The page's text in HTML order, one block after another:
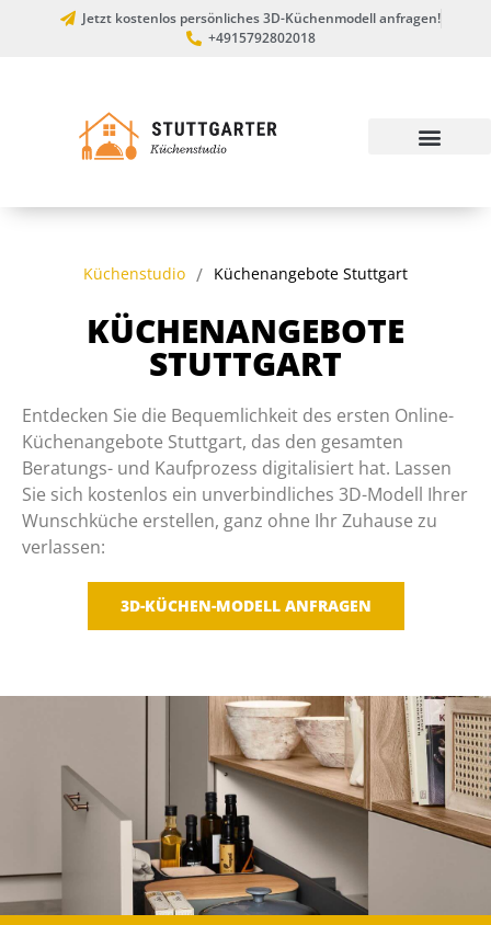
Jetzt kostenlos persönliches 3D-Küchenmodell anfragen!
+4915792802018
Küchenstudio / Küchenangebote Stuttgart
KÜCHENANGEBOTE
STUTTGART
Entdecken Sie die Bequemlichkeit des ersten Online-
Küchenangebote Stuttgart, das den gesamten
Beratungs- und Kaufprozess digitalisiert hat. Lassen
Sie sich kostenlos ein unverbindliches 3D-Modell Ihrer
Wunschküche erstellen, ganz ohne Ihr Zuhause zu
verlassen:
3D-KÜCHEN-MODELL ANFRAGEN